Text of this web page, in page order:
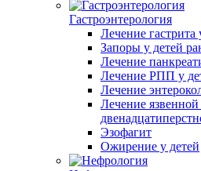
Гастроэнтерология
Лечение гастрита
Запоры у детей
Лечение
Лечение РПП у
Лечение
Лечение
Эзофагит
Ожирение у детей